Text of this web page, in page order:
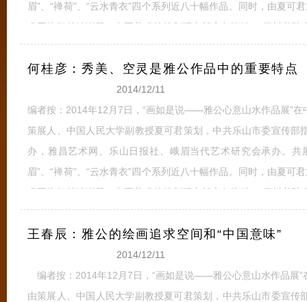
眉”、“禅荷”、“云水青衣”四个系列近八十幅作品。同时，由夏可
术网执行总编谢慕、中国美术馆策划研究部主任张晴、 四川美
馆青年学者、批评家王萌、中国艺术研究院研究生院美术系教授
术学院美术馆学术部副教授王春 全文
何桂彦：秀美、空灵是雅公作品中的重要特点
2014/12/11
编者按：2014年12月7日，“画如是说——雅公心意山水作品展”在
策展人、中国人民大学副教授夏可君策划，中共乐山市委宣传部
办，雅昌艺术网、乐山日报社、峨眉当代艺术研究会承办。共
眉”、“禅荷”、“云水青衣”四个系列近八十幅作品。同时，由夏可
术网执行总编谢慕、中国美术馆策划研究部主任张晴、 四川美
馆青年学者、批评家王萌、中国艺术研究院研究生院美术系教授
术学院美术馆学术部副教授王春辰 全文
王春辰：雅公的绘画追求空间和“中国意味”
2014/12/11
编者按：2014年12月7日，“画如是说——雅公心意山水作品展”
由策展人、中国人民大学副教授夏可君策划，中共乐山市委宣传